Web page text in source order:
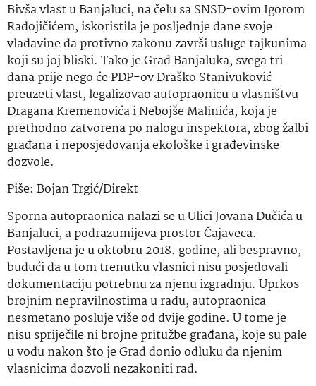
Bivša vlast u Banjaluci, na čelu sa SNSD-ovim Igorom
Radojičićem, iskoristila je posljednje dane svoje
vladavine da protivno zakonu završi usluge tajkunima
koji su joj bliski. Tako je Grad Banjaluka, svega tri
dana prije nego će PDP-ov Draško Stanivuković
preuzeti vlast, legalizovao autopraonicu u vlasništvu
Dragana Kremenovića i Nebojše Malinića, koja je
prethodno zatvorena po nalogu inspektora, zbog žalbi
građana i neposjedovanja ekološke i građevinske
dozvole.
Piše: Bojan Trgić/Direkt
Sporna autopraonica nalazi se u Ulici Jovana Dučića u
Banjaluci, a podrazumijeva prostor Čajaveca.
Postavljena je u oktobru 2018. godine, ali bespravno,
budući da u tom trenutku vlasnici nisu posjedovali
dokumentaciju potrebnu za njenu izgradnju. Uprkos
brojnim nepravilnostima u radu, autopraonica
nesmetano posluje više od dvije godine. U tome je
nisu spriječile ni brojne pritužbe građana, koje su pale
u vodu nakon što je Grad donio odluku da njenim
vlasnicima dozvoli nezakoniti rad.